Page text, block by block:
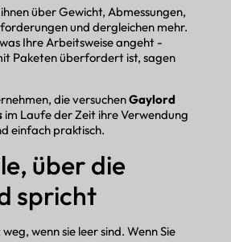
über Gewicht, Abmessungen,
und dergleichen mehr.
Ihre Arbeitsweise angeht -
Paketen überfordert ist, sagen
die versuchenGaylord
im Laufe der Zeit ihre Verwendung
einfach praktisch.
über die
spricht
wenn sie leer sind. Wenn Sie